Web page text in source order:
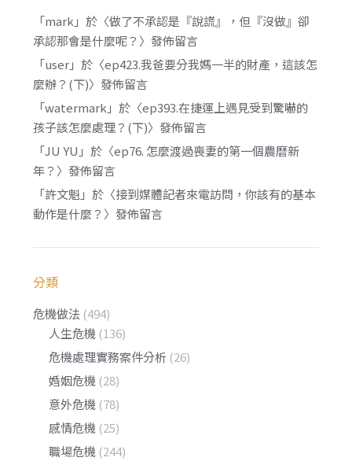
「mark」於〈做了不承認是『說謊』，但『沒做』卻
承認那會是什麼呢？ 〉發佈留言
「user」於〈ep423.我爸要分我媽一半的財產，這該怎
麼辦？(下)〉發佈留言
「watermark」於〈ep393.在捷運上遇見受到驚嚇的
孩子該怎麼處理？(下)〉發佈留言
「JU YU 」於〈ep76. 怎麼渡過喪妻的第一個農曆新
年？ 〉發佈留言
「許文魁」於〈接到媒體記者來電訪問，你該有的基本
動作是什麼？ 〉發佈留言
分類
危機做法 (494)
人生危機 (136)
危機處理實務案件分析 (26)
婚姻危機 (28)
意外危機 (78)
感情危機 (25)
職場危機 (244)